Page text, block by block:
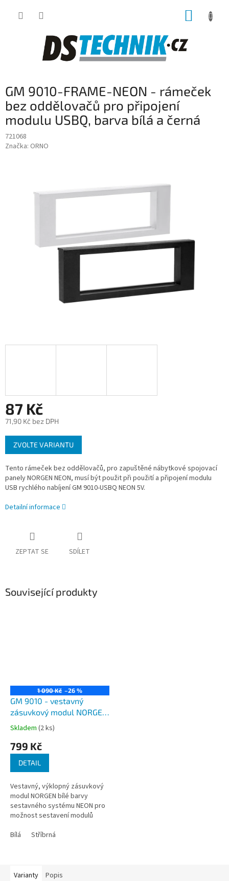
GM 9010-FRAME-NEON - rámeček
bez oddělovačů pro připojení
modulu USBQ, barva bílá a černá
721068
Značka: ORNO
87 Kč
71,90 Kč bez DPH
Měrná
cena:
ZVOLTE VARIANTU
Tento rámeček bez oddělovačů, pro zapuštěné nábytkové spojovací
panely NORGEN NEON, musí být použit při použití a připojení modulu
USB rychlého nabíjení GM 9010-USBQ NEON 5V.
Detailní informace
ZEPTAT SE SDÍLET
Související produkty
1 090 Kč –26 %
GM 9010 - vestavný
zásuvkový modul NORGEN
do pracovní desky stolu -
prázdný pro moduly NEON,
barva černá, stříbrná a
bílá
Skladem (2 ks)
799 Kč
DETAIL
Vestavný, výklopný zásuvkový
modul NORGEN bílé barvy
sestavného systému NEON pro
možnost sestavení modulů
naše nabídka.
Bílá Stříbrná
Varianty Popis